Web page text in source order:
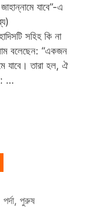
যাবে”-এ
সহিহ কি না
বলেছেন: “একজন
যাবে। তারা হল, ঐ
…
পর্দা,পুরুষ